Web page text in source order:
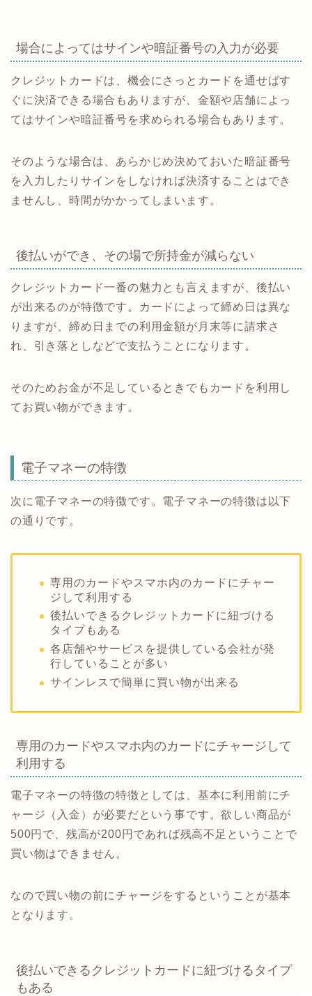
場合によってはサインや暗証番号の入力が必要
クレジットカードは、機会にさっとカードを通せばす
ぐに決済できる場合もありますが、金額や店舗によっ
てはサインや暗証番号を求められる場合もあります。
そのような場合は、あらかじめ決めておいた暗証番号
を入力したりサインをしなければ決済することはでき
ませんし、時間がかかってしまいます。
後払いができ、その場で所持金が減らない
クレジットカード一番の魅力とも言えますが、後払い
が出来るのが特徴です。カードによって締め日は異な
りますが、締め日までの利用金額が月末等に請求さ
れ、引き落としなどで支払うことになります。
そのためお金が不足しているときでもカードを利用し
てお買い物ができます。
電子マネーの特徴
次に電子マネーの特徴です。電子マネーの特徴は以下
の通りです。
専用のカードやスマホ内のカードにチャー
ジして利用する
後払いできるクレジットカードに紐づける
タイプもある
各店舗やサービスを提供している会社が発
行していることが多い
サインレスで簡単に買い物が出来る
専用のカードやスマホ内のカードにチャージして
利用する
電子マネーの特徴の特徴としては、基本に利用前にチ
ャージ（入金）が必要だという事です。欲しい商品が
500円で、残高が200円であれば残高不足ということで
買い物はできません。
なので買い物の前にチャージをするということが基本
となります。
後払いできるクレジットカードに紐づけるタイプ
もある